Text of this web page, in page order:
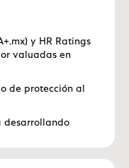
y HR Ratings
valuadas en
de protección al
desarrollando